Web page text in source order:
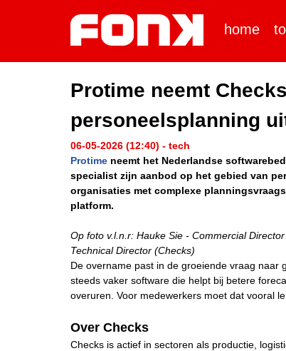
home
Protime neemt
personeelsplanning
06-05-2026 (12:40) - tech
Protime neemt het Nederlandse
specialist zijn aanbod op het gebied van
organisaties met complexe
platform.
Op foto v.l.n.r: Hauke Sie - Commercial
Technical Director (Checks)
De overname past in de groeiende vraag naar
steeds vaker software die helpt bij betere
overuren. Voor medewerkers moet dat vooral
Over Checks
Checks is actief in sectoren als productie,